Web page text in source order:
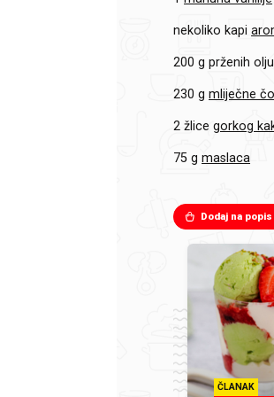
nekoliko kapi
200 g prženih
230 g mliječne
2 žlice gorkog
75 g maslaca
Dodaj na
ČLANAK